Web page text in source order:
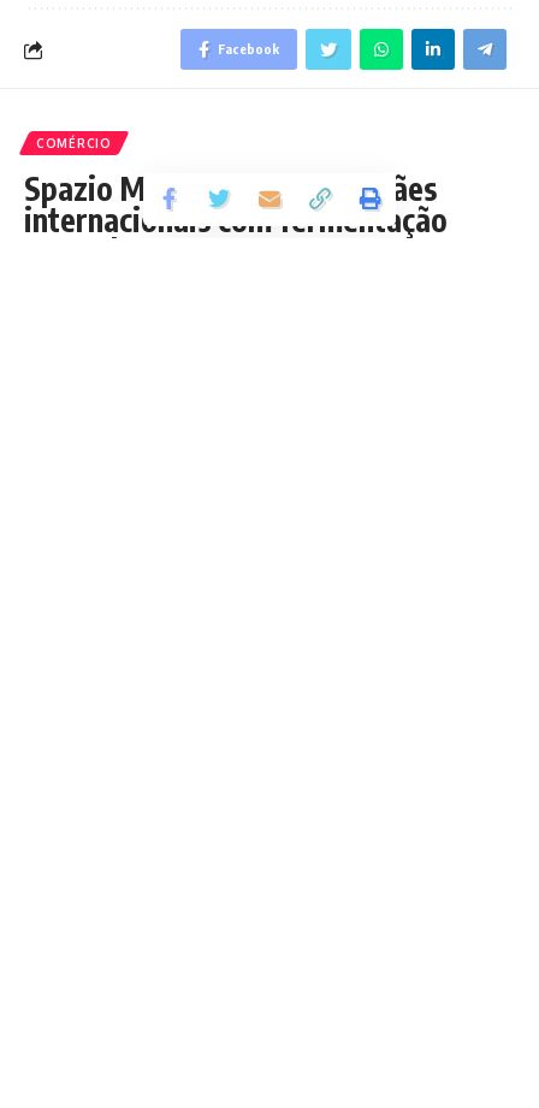
Facebook
COMÉRCIO
Spazio Mateus investe em pães
internacionais com fermentação
natural